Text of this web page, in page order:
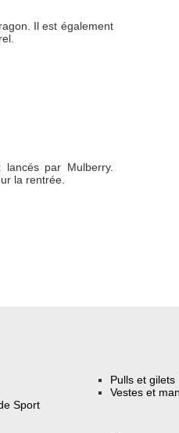
Il est également
par Mulberry.
la rentrée.
Sport
Pulls et gilets
Vestes et